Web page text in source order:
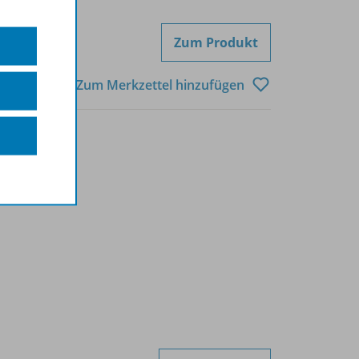
Zum Produkt
Zum Merkzettel hinzufügen